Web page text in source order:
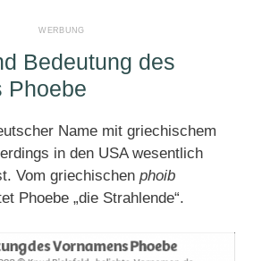
Bedeutung des
Phoebe
Name mit griechischem
in den USA wesentlich
Vom griechischen phoib
Phoebe „die Strahlende“.